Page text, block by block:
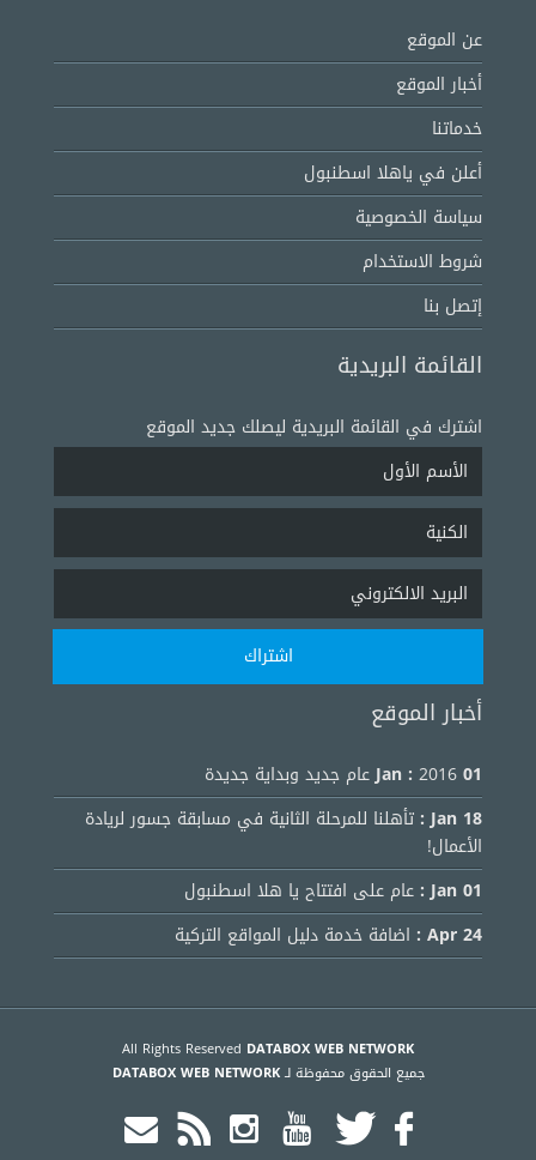
عن الموقع
أخبار الموقع
خدماتنا
أعلن في ياهلا اسطنبول
سياسة الخصوصية
شروط الاستخدام
إتصل بنا
القائمة البريدية
اشترك في القائمة البريدية ليصلك جديد الموقع
أخبار الموقع
01 Jan :2016 عام جديد وبداية جديدة
18 Jan :
تأهلنا للمرحلة الثانية في مسابقة جسور لريادة
الأعمال!
01 Jan :
عام على افتتاح يا هلا اسطنبول
24 Apr :
اضافة خدمة دليل المواقع التركية
All Rights Reserved DATABOX WEB NETWORK
جميع الحقوق محفوظة لـDATABOX WEB NETWORK